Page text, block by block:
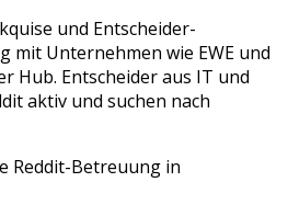
und Entscheider-
mit Unternehmen wie EWE und
Hub. Entscheider aus IT und
aktiv und suchen nach
Reddit-Betreuung in